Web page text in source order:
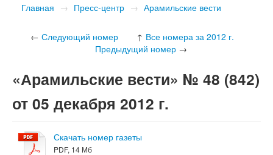
Главная → Пресс-центр → Арамильские вести
← Следующий номер ↑ Все номера за 2012 г.
Предыдущий номер →
«Арамильские вести» № 48 (842)
от 05 декабря 2012 г.
Скачать номер газеты
PDF, 14 Мб